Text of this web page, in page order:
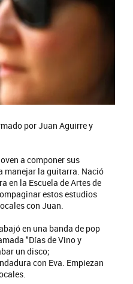
por Juan Aguirre y
a componer sus
manejar la guitarra. Nació
en la Escuela de Artes de
estos estudios
con Juan.
en una banda de pop
"Días de Vino y
un disco;
con Eva. Empiezan